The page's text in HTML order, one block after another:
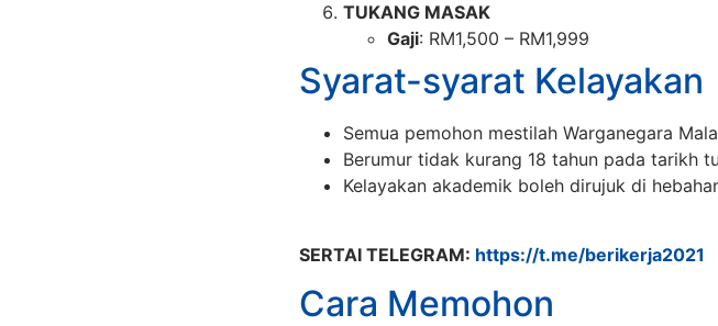
TUKANG MASAK
Gaji: RM1,500 – RM1,999
Syarat-syarat Kelayakan
Semua pemohon mestilah Warganegara
Berumur tidak kurang 18 tahun pada tarikh
Kelayakan akademik boleh dirujuk di
SERTAI TELEGRAM: https://t.me/berikerja2021
Cara Memohon